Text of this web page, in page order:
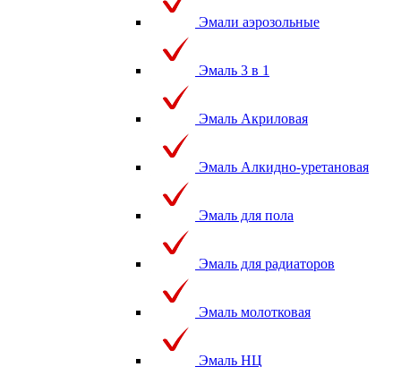
Эмали аэрозольные
Эмаль 3 в 1
Эмаль Акриловая
Эмаль Алкидно-уретановая
Эмаль для пола
Эмаль для радиаторов
Эмаль молотковая
Эмаль НЦ